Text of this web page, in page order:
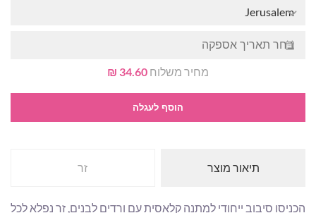
Jerusalem
מחיר משלוח 34.60 ₪
הוסף לעגלה
תיאור מוצר זר
הכניסו סיבוב ייחודי למתנה קלאסית עם ורדים לבנים, זר נפלא לכל